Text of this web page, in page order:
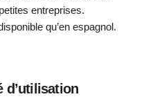
entreprises.
qu’en espagnol.
d’utilisation